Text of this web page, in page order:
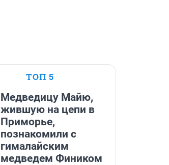
ТОП 5
Медведицу Майю,
жившую на цепи в
Приморье,
познакомили с
гималайским
медведем Фиником